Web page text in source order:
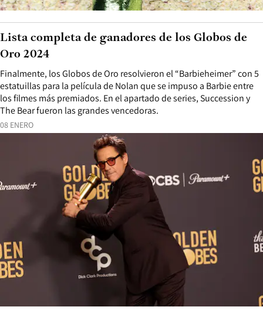
08 ENERO
Finalmente, los Globos de Oro resolvieron el “Barbieheimer” con 5
estatuillas para la película de Nolan que se impuso a Barbie entre
los filmes más premiados. En el apartado de series, Succession y
The Bear fueron las grandes vencedoras.
Lista completa de ganadores de los Globos de
Oro 2024